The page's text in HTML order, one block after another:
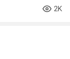
2K